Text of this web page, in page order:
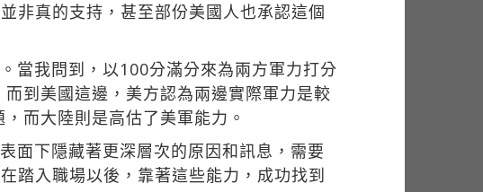
非真的支持，甚至部份美國人也承認這個
當我問到，以100分滿分來為兩方軍力打分
到美國這邊，美方認為兩邊實際軍力是較
而大陸則是高估了美軍能力。
面下隱藏著更深層次的原因和訊息，需要
踏入職場以後，靠著這些能力，成功找到